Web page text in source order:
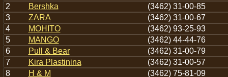
2
Bershka
(3462) 31-00-85
3
ZARA
(3462) 31-00-67
4
MOHITO
(3462) 93-25-93
5
MANGO
(3462) 44-44-76
6
Pull & Bear
(3462) 31-00-79
7
Kira Plastinina
(3462) 31-00-57
8
H & M
(3462) 75-81-09